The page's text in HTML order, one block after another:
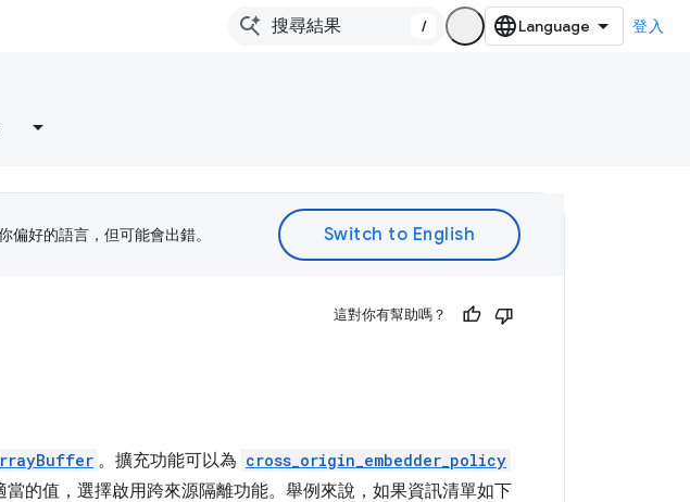
/ 登入
好的語言，但可能會出錯。
這對你有幫助嗎？
。擴充功能可以為 cross_origin_embedder_policy
當的值，選擇啟用跨來源隔離功能。舉例來說，如果資訊清單如下